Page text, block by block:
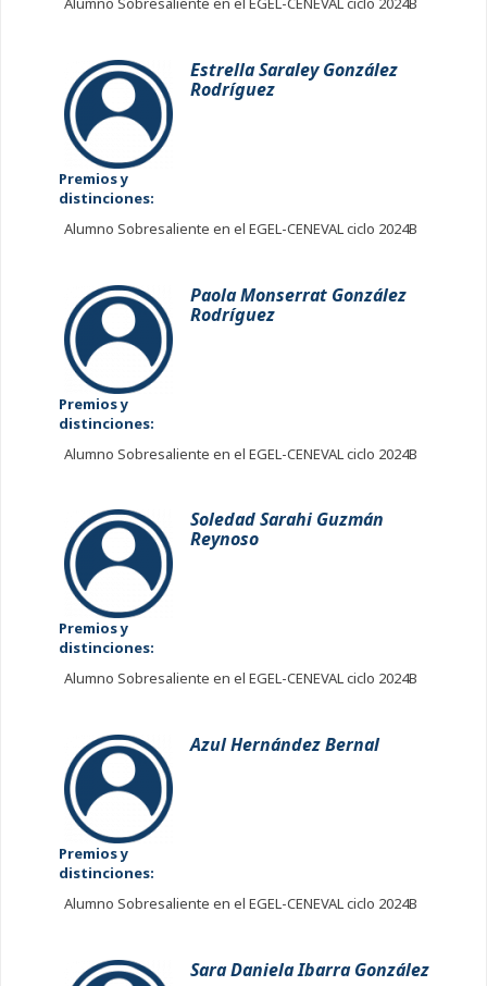
Estrella Saraley González
Rodríguez
Premios y
distinciones:
Alumno Sobresaliente en el EGEL-CENEVAL ciclo 2024B
Paola Monserrat González
Rodríguez
Premios y
distinciones:
Alumno Sobresaliente en el EGEL-CENEVAL ciclo 2024B
Soledad Sarahi Guzmán
Reynoso
Premios y
distinciones:
Alumno Sobresaliente en el EGEL-CENEVAL ciclo 2024B
Azul Hernández Bernal
Premios y
distinciones:
Alumno Sobresaliente en el EGEL-CENEVAL ciclo 2024B
Sara Daniela Ibarra González